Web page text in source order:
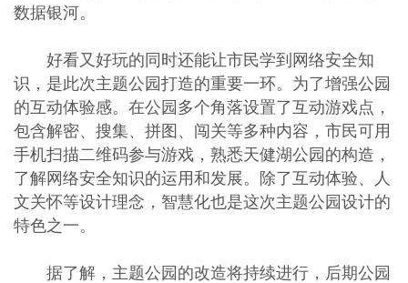
数据银河。
好看又好玩的同时还能让市民学到网络安全知
识，是此次主题公园打造的重要一环。为了增强公园
的互动体验感。在公园多个角落设置了互动游戏点，
包含解密、搜集、拼图、闯关等多种内容，市民可用
手机扫描二维码参与游戏，熟悉天健湖公园的构造，
了解网络安全知识的运用和发展。除了互动体验、人
文关怀等设计理念，智慧化也是这次主题公园设计的
特色之一。
据了解，主题公园的改造将持续进行，后期公园